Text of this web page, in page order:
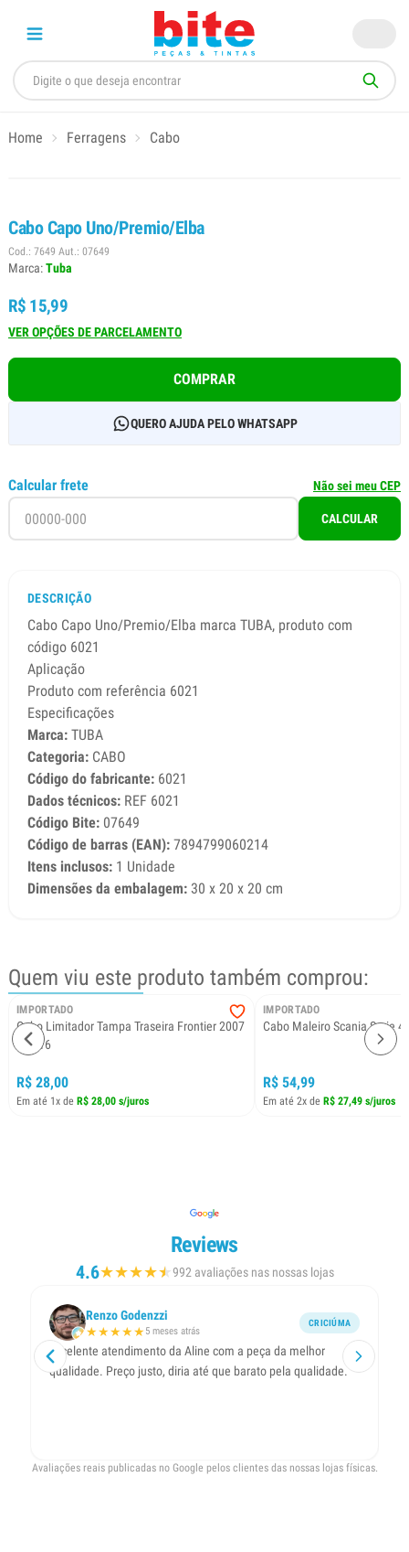
Home Ferragens Cabo
Cabo Capo Uno/Premio/Elba
Cod.: 7649 Aut.: 07649
Marca:Tuba
R$ 15,99
VER OPÇÕES DE PARCELAMENTO
COMPRAR
QUERO AJUDA PELO WHATSAPP
Calcular frete Não sei meu CEP
CALCULAR
DESCRIÇÃO
Cabo Capo Uno/Premio/Elba marca TUBA, produto com
código 6021
Aplicação
Produto com referência 6021
Especificações
Marca: TUBA
Categoria: CABO
Código do fabricante: 6021
Dados técnicos: REF 6021
Código Bite: 07649
Código de barras (EAN): 7894799060214
Itens inclusos: 1 Unidade
Dimensões da embalagem: 30 x 20 x 20 cm
Quem viu este produto também comprou:
IMPORTADO
Cabo Limitador Tampa Traseira Frontier 2007
a 2016
R$ 28,00
Em até 1x de R$ 28,00 s/juros
IMPORTADO
Cabo Maleiro Scania Serie 4
R$ 54,99
Em até 2x de R$ 27,49 s/juros
Reviews
4.6★★★★★
★992 avaliações nas nossas lojas
Renzo Godenzzi
★★★★★5 meses atrás
CRICIÚMA
Excelente atendimento da Aline com a peça da melhor
qualidade. Preço justo, diria até que barato pela qualidade.
Avaliações reais publicadas no Google pelos clientes das nossas lojas físicas.